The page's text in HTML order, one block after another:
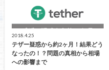
2018.4.25
テザー疑惑から約2ヶ月！結果どう
なったの！？問題の真相から相場
への影響まで